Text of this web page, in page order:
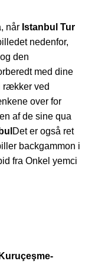
når Istanbul Tur
nedenfor,
den
med dine
rækker ved
over for
af de sine qua
Det er også ret
backgammon i
fra Onkel yemci
Kuruçeşme-